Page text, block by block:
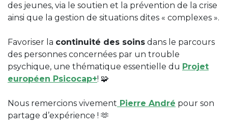
des jeunes, via le soutien et la prévention de la crise
ainsi que la gestion de situations dites « complexes ».
Favoriser la continuité des soins dans le parcours
des personnes concernées par un trouble
psychique, une thématique essentielle du Projet
européen Psicocap+! 🧩​
Nous remercions vivement Pierre André pour son
partage d’expérience ! ​🫶